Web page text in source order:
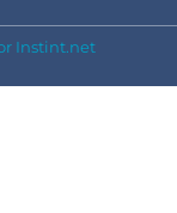
Instint.net